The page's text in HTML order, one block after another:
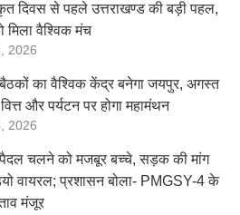
दिवस से पहले उत्तराखण्ड की बड़ी पहल,
वैश्विक मंच
2026
का वैश्विक केंद्र बनेगा जयपुर, अगस्त
वित्त और पर्यटन पर होगा महामंथन
2026
पैदल चलने को मजबूर बच्चे, सड़क की मांग
वायरल; प्रशासन बोला- PMGSY-4 के
मंजूर